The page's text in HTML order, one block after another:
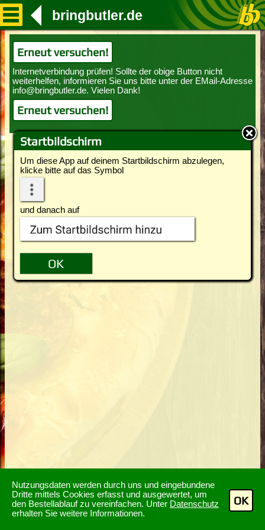
Nutzungsdaten werden durch uns und eingebundene
Dritte mittels Cookies erfasst und ausgewertet, um
den Bestellablauf zu vereinfachen. Unter Datenschutz
erhalten Sie weitere Informationen.
OK
Startbildschirm
Um diese App auf deinem Startbildschirm abzulegen,
klicke bitte auf das Symbol
und danach auf
bringbutler.de
Erneut versuchen!
Erneut versuchen!